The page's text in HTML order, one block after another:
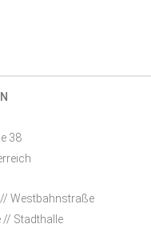
38
Westbahnstraße
// Stadthalle